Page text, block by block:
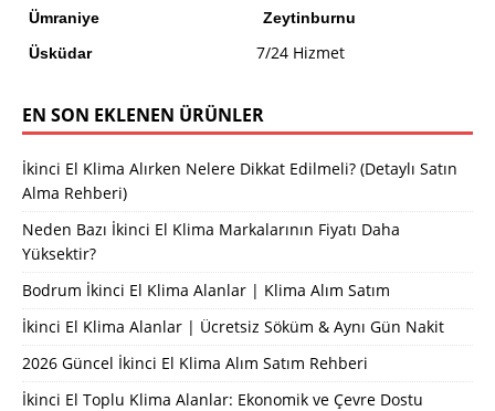
Ümraniye
Üsküdar
Zeytinburnu
7/24 Hizmet
EN SON EKLENEN ÜRÜNLER
İkinci El Klima Alırken Nelere Dikkat Edilmeli? (Detaylı Satın
Alma Rehberi)
Neden Bazı İkinci El Klima Markalarının Fiyatı Daha
Yüksektir?
Bodrum İkinci El Klima Alanlar | Klima Alım Satım
İkinci El Klima Alanlar | Ücretsiz Söküm & Aynı Gün Nakit
2026 Güncel İkinci El Klima Alım Satım Rehberi
İkinci El Toplu Klima Alanlar: Ekonomik ve Çevre Dostu